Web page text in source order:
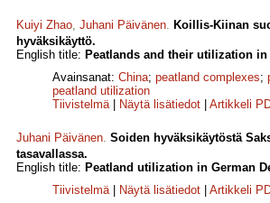
Kuiyi Zhao, Juhani Päivänen. Koillis-Kiinan
hyväksikäyttö.
English title: Peatlands and their utilization in
Avainsanat: China; peatland complexes;
peatland utilization
Tiivistelmä| Näytä lisätiedot Artikkeli
Juhani Päivänen. Soiden hyväksikäytöstä
tasavallassa.
English title: Peatland utilization in German
Tiivistelmä| Näytä lisätiedot Artikkeli